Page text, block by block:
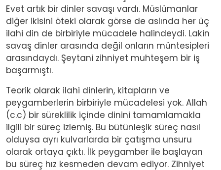
Evet artık bir dinler savaşı vardı. Müslümanlar
diğer ikisini öteki olarak görse de aslında her üç
ilahi din de birbiriyle mücadele halindeydi. Lakin
savaş dinler arasında değil onların müntesipleri
arasındaydı. Şeytani zihniyet muhteşem bir iş
başarmıştı.
Teorik olarak ilahi dinlerin, kitapların ve
peygamberlerin birbiriyle mücadelesi yok. Allah
(c.c) bir süreklilik içinde dinini tamamlamakla
ilgili bir süreç izlemiş. Bu bütünleşik süreç nasıl
olduysa ayrı kulvarlarda bir çatışma unsuru
olarak ortaya çıktı. İlk peygamber ile başlayan
bu süreç hız kesmeden devam ediyor. Zihniyet